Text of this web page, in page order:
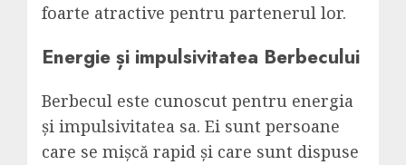
foarte atractive pentru partenerul lor.
Energie și impulsivitatea Berbecului
Berbecul este cunoscut pentru energia
și impulsivitatea sa. Ei sunt persoane
care se mișcă rapid și care sunt dispuse